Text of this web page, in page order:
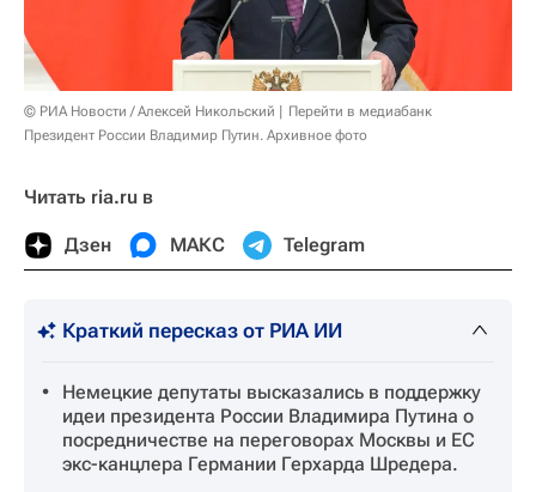
© РИА Новости / Алексей Никольский
Перейти в медиабанк
Президент России Владимир Путин. Архивное фото
Читать ria.ru в
Дзен МАКС Telegram
Краткий пересказ от РИА ИИ
Немецкие депутаты высказались в поддержку
идеи президента России Владимира Путина о
посредничестве на переговорах Москвы и ЕС
экс-канцлера Германии Герхарда Шредера.